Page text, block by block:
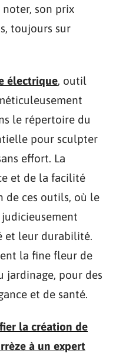
noter, son prix
toujours sur
électrique, outil
le répertoire du
pour sculpter
effort. La
et de la facilité
de ces outils, où le
et leur durabilité.
la fine fleur de
jardinage, pour des
et de santé.
la création de
à un expert